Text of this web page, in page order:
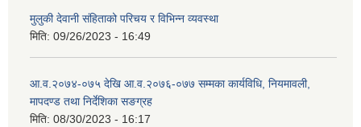
मुलुकी देवानी संहिताको परिचय र विभिन्न व्यवस्था
मिति: 09/26/2023 - 16:49
आ.व.२०७४-०७५ देखि आ.व.२०७६-०७७ सम्मका कार्यविधि, नियमावली,
मापदण्ड तथा निर्देशिका सङग्रह
मिति: 08/30/2023 - 16:17